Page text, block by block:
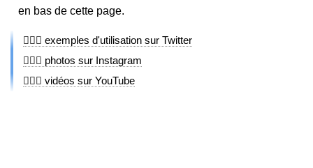
en bas de cette page.
👨🏿‍⚖️ exemples d'utilisation sur Twitter
👨🏿‍⚖️ photos sur Instagram
👨🏿‍⚖️ vidéos sur YouTube